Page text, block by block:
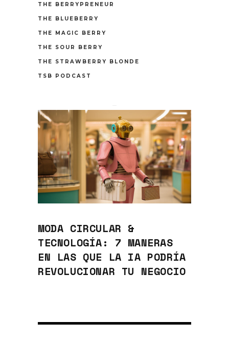
THE BERRYPRENEUR
THE BLUEBERRY
THE MAGIC BERRY
THE SOUR BERRY
THE STRAWBERRY BLONDE
TSB PODCAST
MODA CIRCULAR &
TECNOLOGÍA: 7 MANERAS
EN LAS QUE LA IA PODRÍA
REVOLUCIONAR TU NEGOCIO